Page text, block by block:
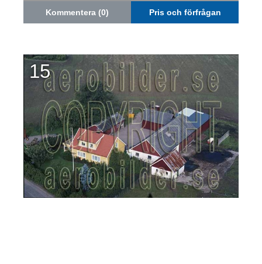
Kommentera (0) Pris och förfrågan
15